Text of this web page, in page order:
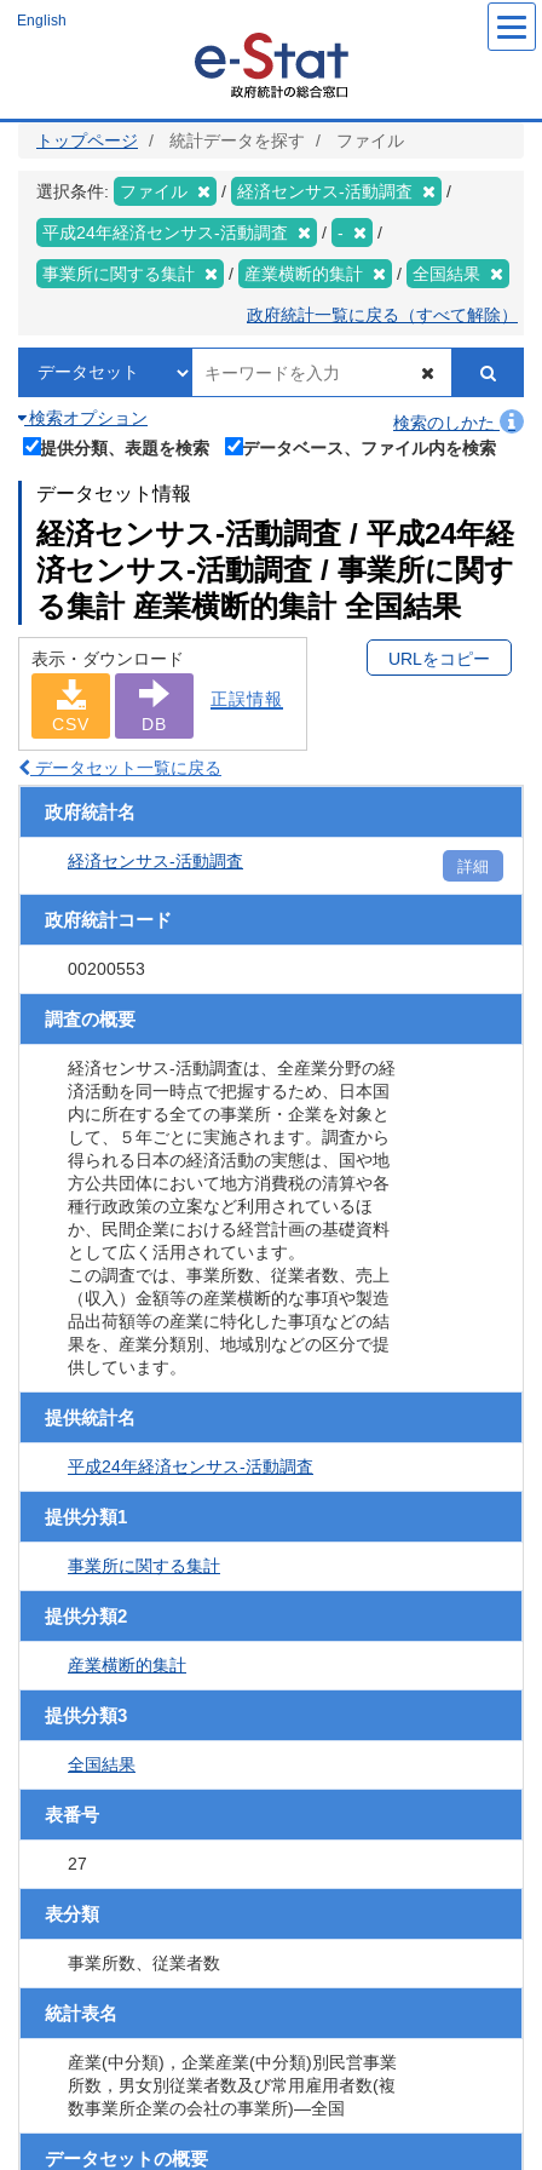
ツ
English
トップページ 統計データを探す ファイル
選択条件: ファイル 経済センサス‐活動調査
平成24年経済センサス‐活動調査 -
事業所に関する集計 産業横断的集計 全国結果
政府統計一覧に戻る（すべて解除）
検索オプション
検索のしかた
提供分類、表題を検索
データベース、ファイル内を検索
データセット情報
経済センサス‐活動調査 / 平成24年経
済センサス‐活動調査 / 事業所に関す
る集計 産業横断的集計 全国結果
表示・ダウンロード
CSV DB
正誤情報
URLをコピー
データセット一覧に戻る
政府統計名
経済センサス‐活動調査 詳細
政府統計コード
00200553
調査の概要
経済センサス‐活動調査は、全産業分野の経
済活動を同一時点で把握するため、日本国
内に所在する全ての事業所・企業を対象と
して、５年ごとに実施されます。調査から
得られる日本の経済活動の実態は、国や地
方公共団体において地方消費税の清算や各
種行政政策の立案など利用されているほ
か、民間企業における経営計画の基礎資料
として広く活用されています。
この調査では、事業所数、従業者数、売上
（収入）金額等の産業横断的な事項や製造
品出荷額等の産業に特化した事項などの結
果を、産業分類別、地域別などの区分で提
供しています。
提供統計名
平成24年経済センサス‐活動調査
提供分類1
事業所に関する集計
提供分類2
産業横断的集計
提供分類3
全国結果
表番号
27
表分類
事業所数、従業者数
統計表名
産業(中分類)，企業産業(中分類)別民営事業
所数，男女別従業者数及び常用雇用者数(複
数事業所企業の会社の事業所)―全国
データセットの概要